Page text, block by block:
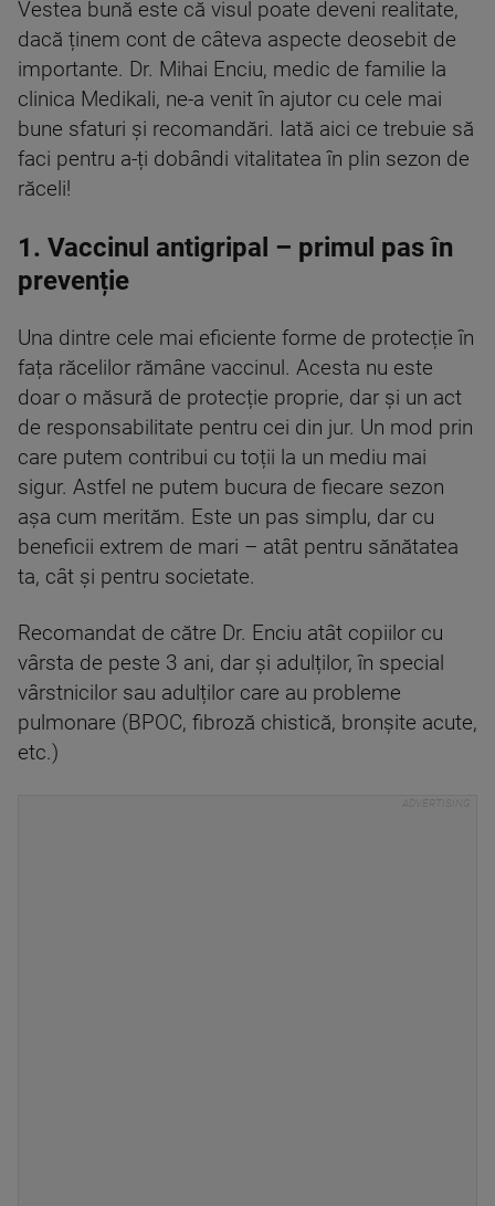
Vestea bună este că visul poate deveni realitate,
dacă ținem cont de câteva aspecte deosebit de
importante. Dr. Mihai Enciu, medic de familie la
clinica Medikali, ne-a venit în ajutor cu cele mai
bune sfaturi și recomandări. Iată aici ce trebuie să
faci pentru a-ți dobândi vitalitatea în plin sezon de
răceli!
1. Vaccinul antigripal – primul pas în
prevenție
Una dintre cele mai eficiente forme de protecție în
fața răcelilor rămâne vaccinul. Acesta nu este
doar o măsură de protecție proprie, dar și un act
de responsabilitate pentru cei din jur. Un mod prin
care putem contribui cu toții la un mediu mai
sigur. Astfel ne putem bucura de fiecare sezon
așa cum merităm. Este un pas simplu, dar cu
beneficii extrem de mari – atât pentru sănătatea
ta, cât și pentru societate.
Recomandat de către Dr. Enciu atât copiilor cu
vârsta de peste 3 ani, dar și adulților, în special
vârstnicilor sau adulților care au probleme
pulmonare (BPOC, fibroză chistică, bronșite acute,
etc.)